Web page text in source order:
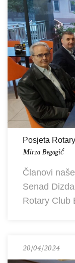
Posjeta
Mirza Begagić
Članovi
Senad
Rotary Club
20/04/2024